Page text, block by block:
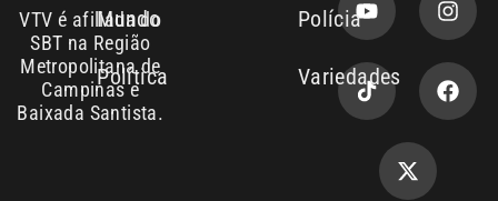
VTV é afiliada do
SBT na Região
Metropolitana de
Campinas e
Baixada Santista.
Mundo Polícia
Política Variedades